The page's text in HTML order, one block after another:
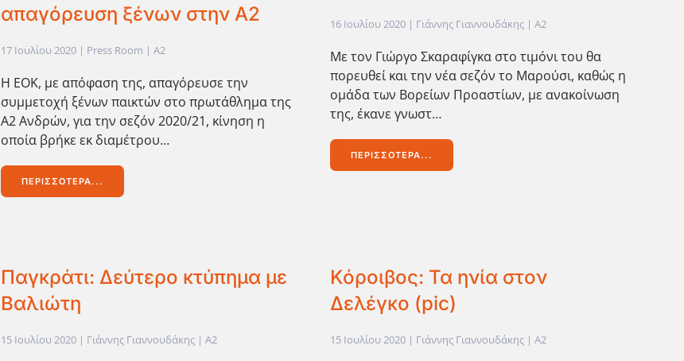
απαγόρευση ξένων στην Α2
17 Ιουλίου 2020 | Press Room |A2
Η ΕΟΚ, με απόφαση της, απαγόρευσε την
συμμετοχή ξένων παικτών στο πρωτάθλημα της
Α2 Ανδρών, για την σεζόν 2020/21, κίνηση η
οποία βρήκε εκ διαμέτρου…
ΠΕΡΙΣΣΌΤΕΡΑ...
16 Ιουλίου 2020| Γιάννης Γιαννουδάκης | A2
Με τον Γιώργο Σκαραφίγκα στο τιμόνι του θα
πορευθεί και την νέα σεζόν το Μαρούσι, καθώς η
ομάδα των Βορείων Προαστίων, με ανακοίνωση
της, έκανε γνωστ…
ΠΕΡΙΣΣΌΤΕΡΑ...
Παγκράτι: Δεύτερο κτύπημα με
Βαλιώτη
15 Ιουλίου 2020 | Γιάννης Γιαννουδάκης |A2
Κόροιβος: Τα ηνία στον
Δελέγκο (pic)
15 Ιουλίου 2020| Γιάννης Γιαννουδάκης | A2